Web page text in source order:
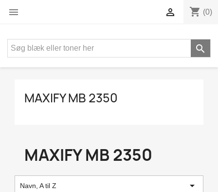
 shopping_cart (0)


MAXIFY MB 2350
MAXIFY MB 2350
Navn, A til Z 